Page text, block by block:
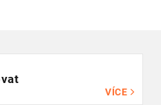
VÍCE